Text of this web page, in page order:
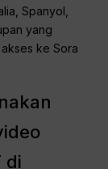
Spanyol,
yang
ke Sora
di